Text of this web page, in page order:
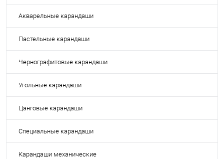
Акварельные карандаши
Пастельные карандаши
Чернографитовые карандаши
Угольные карандаши
Цанговые карандаши
Специальные карандаши
Карандаши механические